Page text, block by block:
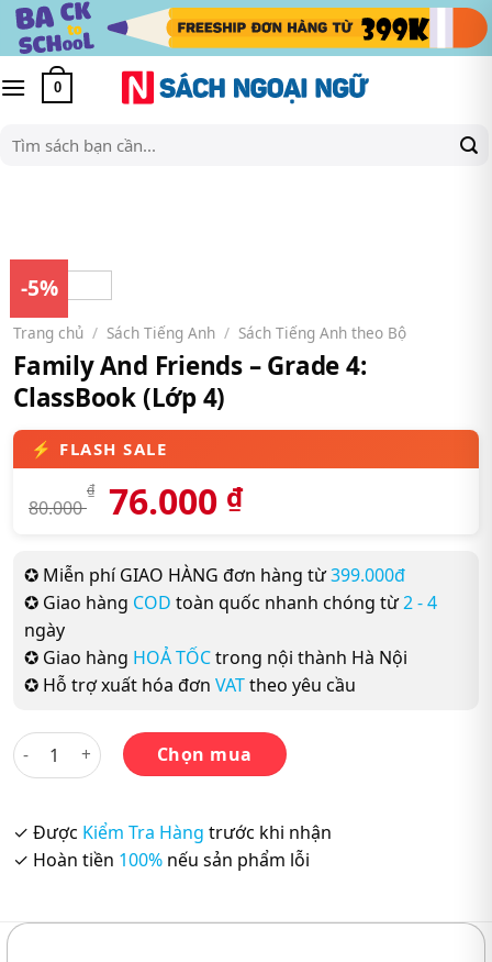
Skip
content
0
Tìm
kiếm:
-5%
Trang chủ / Sách Tiếng Anh / Sách Tiếng Anh theo Bộ
Family And Friends – Grade 4:
ClassBook (Lớp 4)
80.000
₫ 76.000 ₫
✪ Miễn phí GIAO HÀNG đơn hàng từ399.000đ
✪ Giao hàng COD toàn quốc nhanh chóng từ2 - 4
ngày
✪ Giao hàng HOẢ TỐCtrong nội thành Hà Nội
✪ Hỗ trợ xuất hóa đơn VATtheo yêu cầu
Family And Friends – Grade 4: ClassBook (Lớp 4) số lượng
Chọn mua
✓ Được Kiểm Tra Hàng trước khi nhận
✓ Hoàn tiền 100% nếu sản phẩm lỗi